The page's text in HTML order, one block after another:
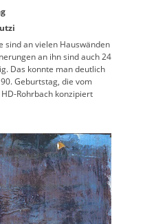
sind an vielen Hauswänden
an ihn sind auch 24
Das konnte man deutlich
Geburtstag, die vom
Rohrbach konzipiert